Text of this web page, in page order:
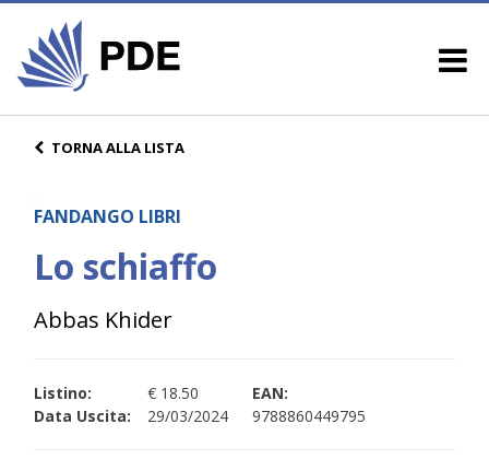
TORNA ALLA LISTA
FANDANGO LIBRI
Lo schiaffo
Abbas Khider
Listino:
€ 18.50
Data Uscita:
29/03/2024
EAN:
9788860449795